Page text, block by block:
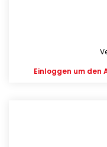
Einloggen um den